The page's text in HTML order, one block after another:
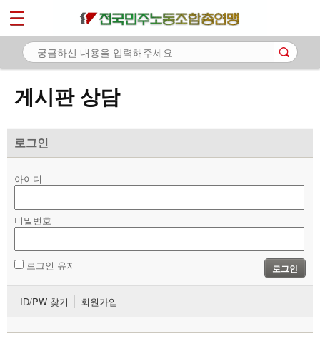
게시판 상담
로그인
아이디
비밀번호
로그인 유지 로그인
ID/PW 찾기 회원가입
마이페이지
소개
노동상담
- 게시판 상담
- 바로보기
- 찾아보기
- 전국 노동상담소 안내
자료
부설기관